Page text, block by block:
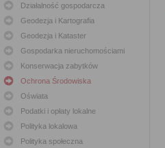
Działalność gospodarcza
Geodezja i Kartografia
Geodezja i Kataster
Gospodarka nieruchomościami
Konserwacja zabytków
Ochrona Środowiska
Oświata
Podatki i opłaty lokalne
Polityka lokalowa
Polityka społeczna